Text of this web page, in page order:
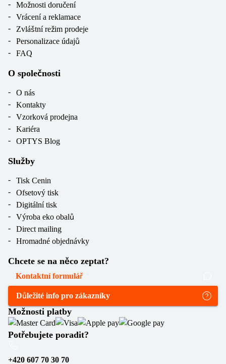
Možnosti doručení
Vrácení a reklamace
Zvláštní režim prodeje
Personalizace údajů
FAQ
O společnosti
O nás
Kontakty
Vzorková prodejna
Kariéra
OPTYS Blog
Služby
Tisk Cenin
Ofsetový tisk
Digitální tisk
Výroba eko obalů
Direct mailing
Hromadné objednávky
Chcete se na něco zeptat?
Kontaktní formulář
Důležité info pro zákazníky
Možnosti platby
Potřebujete poradit?
+420 607 70 30 70